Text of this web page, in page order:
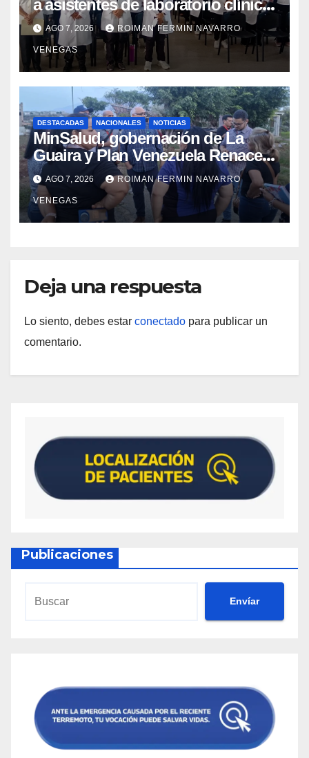
a asistentes de laboratorio clínico
para garantizar respaldo legal y
profesional
AGO 7, 2026 ROIMAN FERMIN NAVARRO
VENEGAS
DESTACADAS NACIONALES NOTICIAS
MinSalud, gobernación de La
Guaira y Plan Venezuela Renace
iniciaron la rehabilitación integral
del Centro Psicofamiliar El Niño y
el Mar
AGO 7, 2026 ROIMAN FERMIN NAVARRO
VENEGAS
Deja una respuesta
Lo siento, debes estar conectado para publicar un
comentario.
Publicaciones
Envíar